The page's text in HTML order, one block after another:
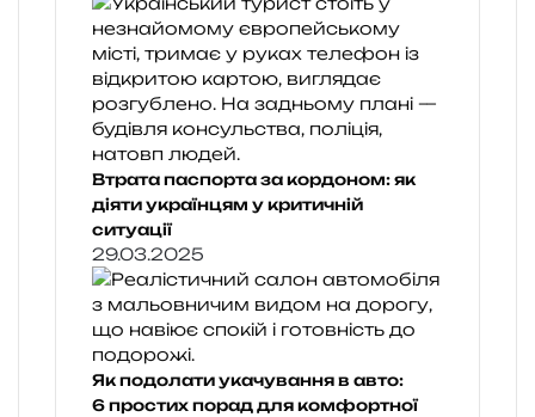
Втрата паспорта за кордоном: як
діяти українцям у критичній
ситуації
29.03.2025
Як подолати укачування в авто:
6 простих порад для комфортної